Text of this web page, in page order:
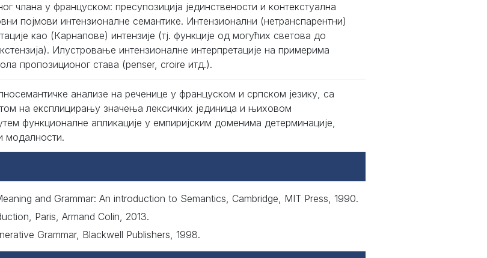
члана у француском: пресупозиција јединствености и контекстуална
појмови интензионалне семантике. Интензионални (нетранспарентни)
као (Карнапове) интензије (тј. функције од могућих светова до
Илустровање интензионалне интерпретације на примерима
пропозиционог става (penser, croire итд.).
анализе на реченице у француском и српском језику, са
на експлицирању значења лексичких јединица и њиховом
функционалне апликације у емпиријским доменима детерминације,
модалности.
and Grammar: An introduction to Semantics, Cambridge, MIT Press, 1990.
Paris, Armand Colin, 2013.
Grammar, Blackwell Publishers, 1998.